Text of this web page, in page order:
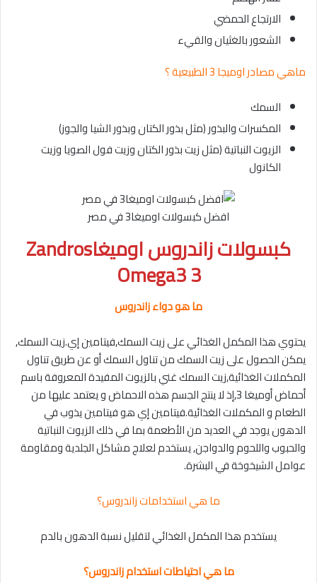
الارتجاع الحمضي
الشعور بالغثيان والقيء
ماهي مصادر اوميجا 3 الطبيعية ؟
السمك
المكسرات والبذور (مثل بذور الكتان وبذور الشيا والجوز)
الزيوت النباتية (مثل زيت بذور الكتان وزيت فول الصويا وزيت
الكانول
افضل كبسولات اوميغا3 في مصر
كبسولات زاندروس اوميغاZandros
Omega3 3
ما هو دواء زاندروس
يحتوي هذا المكمل الغذائي على زيت السمك,فيتامين إي.زيت السمك,
يمكن الحصول على زيت السمك من تناول السمك أو عن طريق تناول
المكملات الغذائية,زيت السمك غني بالزيوت المفيدة المعروفة باسم
أحماض أوميغا 3,إذ لا ينتج الجسم هذه الاحماض و يعتمد عليها من
الطعام و المكملات الغذائية.فيتامين إي هو فيتامين يذوب في
الدهون يوجد في العديد من الأطعمة بما في ذلك الزيوت النباتية
والحبوب واللحوم والدواجن, يستخدم لعلاج مشاكل الجلدية ومقاومة
عوامل الشيخوخة في البشرة.
ما هي استخدامات زاندروس؟
يستخدم هذا المكمل الغذائي لتقليل نسبة الدهون بالدم
ما هي احتياطات استخدام زاندروس؟